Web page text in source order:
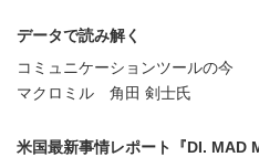
データで読み解く
コミュニケーションツールの今
マクロミル 角田 剣士氏
米国最新事情レポート『DI. MAD